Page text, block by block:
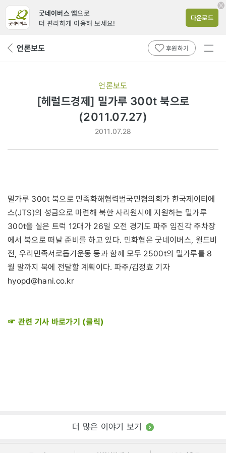
굿네이버스 앱으로
더 편리하게 이용해 보세요!
다운로드
뒤 언론보도 후원하기
전체
언론보도
[헤럴드경제] 밀가루 300t 북으로
(2011.07.27)
2011.07.28
밀가루 300t 북으로 민족화해협력범국민협의회가 한국제이티에
스(JTS)의 성금으로 마련해 북한 사리원시에 지원하는 밀가루
300t을 실은 트럭 12대가 26일 오전 경기도 파주 임진각 주차장
에서 북으로 떠날 준비를 하고 있다. 민화협은 굿네이버스, 월드비
전, 우리민족서로돕기운동 등과 함께 모두 2500t의 밀가루를 8
월 말까지 북에 전달할 계획이다. 파주/김정효 기자
hyopd@hani.co.kr
☞ 관련 기사 바로가기 (클릭)
더 많은 이야기 보기